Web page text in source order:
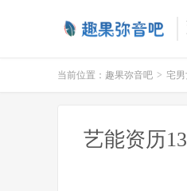
当前位置： 趣果弥音吧 > 宅男
艺能资历